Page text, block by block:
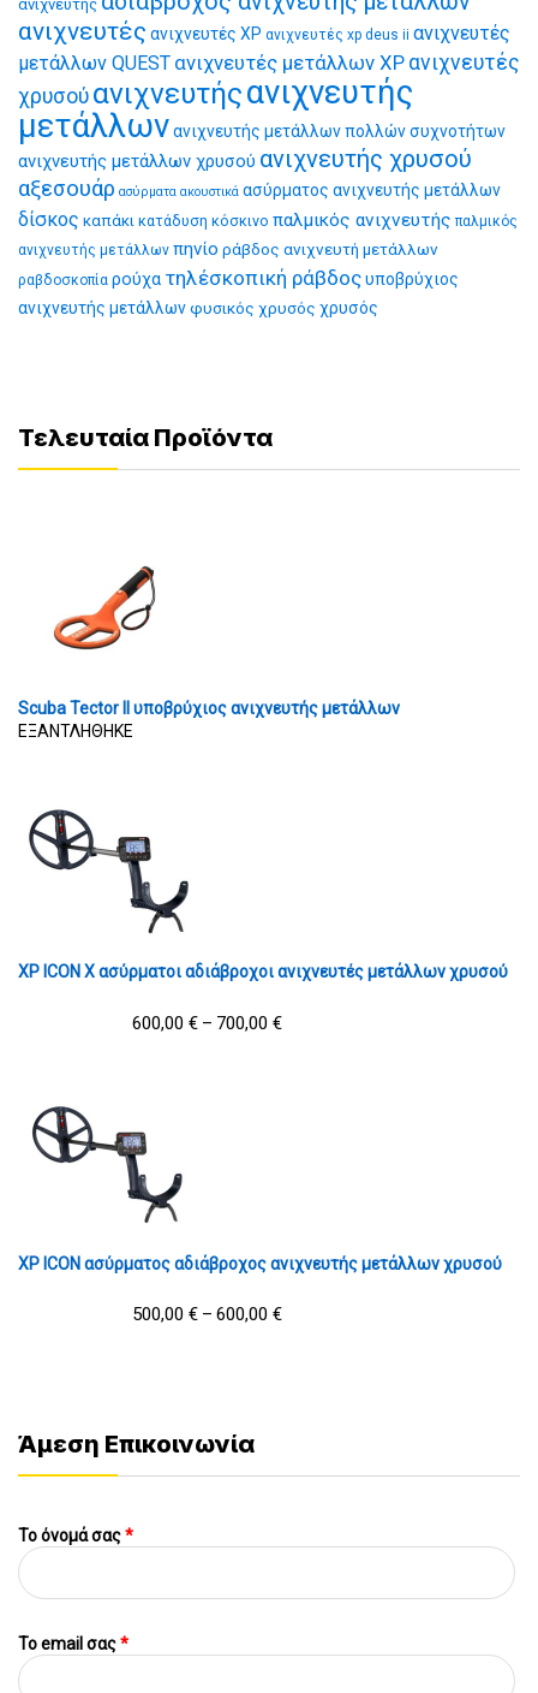
ανιχνευτής
ανιχνευτές ανιχνευτές XP ανιχνευτές xp deus ii ανιχνευτές
μετάλλων QUEST ανιχνευτές μετάλλων XP ανιχνευτές
χρυσού ανιχνευτήςανιχνευτής
μετάλλωνανιχνευτής μετάλλων πολλών συχνοτήτων
ανιχνευτής μετάλλων χρυσού ανιχνευτής χρυσού
αξεσουάρ ασύρματα ακουστικά ασύρματος ανιχνευτής μετάλλων
δίσκος καπάκι κατάδυση κόσκινο παλμικός ανιχνευτής παλμικός
ανιχνευτής μετάλλων πηνίο ράβδος ανιχνευτή μετάλλων
ραβδοσκοπία ρούχα τηλέσκοπική ράβδοςυποβρύχιος
ανιχνευτής μετάλλωνφυσικός χρυσός χρυσός
Τελευταία Προϊόντα
Scuba Tector II υποβρύχιος ανιχνευτής μετάλλων
ΕΞΑΝΤΛΗΘΗΚΕ
XP ICON X ασύρματοι αδιάβροχοι ανιχνευτές μετάλλων χρυσού
600,00 € – 700,00 €
XP ICON ασύρματος αδιάβροχος ανιχνευτής μετάλλων χρυσού
500,00 € – 600,00 €
Άμεση Επικοινωνία
Το όνομά σας*
To email σας*